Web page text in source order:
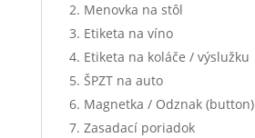
Menovka na stôl
Etiketa na víno
Etiketa na koláče / výslužku
ŠPZT na auto
Magnetka / Odznak (button)
Zasadací poriadok